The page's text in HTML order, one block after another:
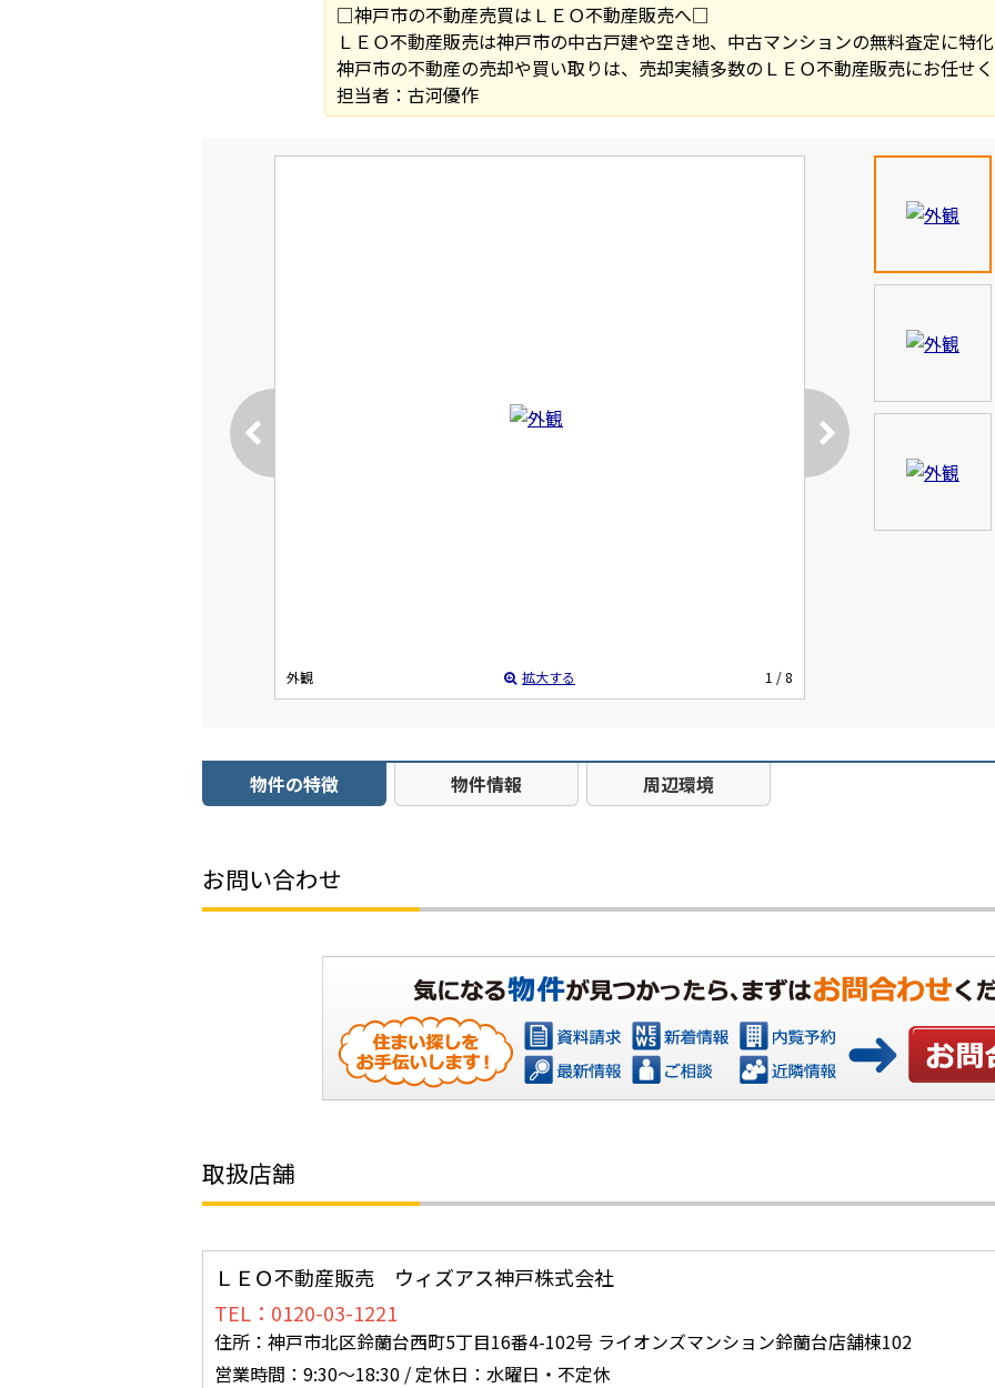
□神戸市の不動産売買はＬＥＯ不動産販売へ□
ＬＥＯ不動産販売は神戸市の中古戸建や空き地、中古マンションの無料査定に特
神戸市の不動産の売却や買い取りは、売却実績多数のＬＥＯ不動産販売にお任せ
担当者：古河優作
外観 拡大する 1 / 8
物件の特徴 物件情報 周辺環境
お問い合わせ
お問い合
取扱店舗
ＬＥＯ不動産販売 ウィズアス神戸株式会社
TEL：0120-03-1221
住所：神戸市北区鈴蘭台西町5丁目16番4-102号 ライオンズマンション鈴蘭台店舗棟102
営業時間：9:30～18:30 / 定休日：水曜日・不定休